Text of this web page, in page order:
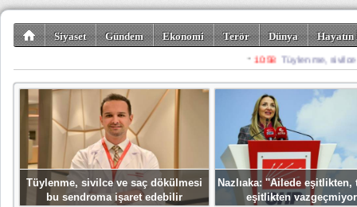
Siyaset Gündem Ekonomi Terör Dünya
Gezi-Turizm Spor Misafir
Tüylenme, sivilce ve saç dökülmesi
bu sendroma işaret edebilir
Nazlıaka: ''Ailede eşitlikten,
eşitlikten